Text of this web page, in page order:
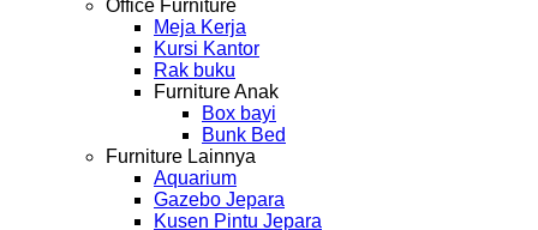
Office Furniture
Meja Kerja
Kursi Kantor
Rak buku
Furniture Anak
Box bayi
Bunk Bed
Furniture Lainnya
Aquarium
Gazebo Jepara
Kusen Pintu Jepara